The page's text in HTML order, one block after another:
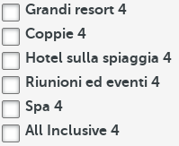
Grandi resort 4
Coppie 4
Hotel sulla spiaggia 4
Riunioni ed eventi 4
Spa 4
All Inclusive 4